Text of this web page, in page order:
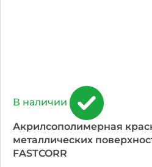
В наличии
Акрилсополимерная
металлических
FASTCORR